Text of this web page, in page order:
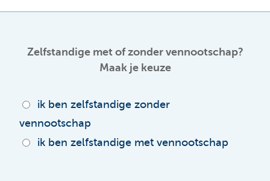
Zelfstandige met of zonder vennootschap?
Maak je keuze
ik ben zelfstandige zonder
vennootschap
ik ben zelfstandige met vennootschap